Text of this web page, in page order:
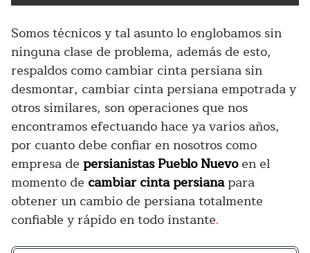
Somos técnicos y tal asunto lo englobamos sin
ninguna clase de problema, además de esto,
respaldos como cambiar cinta persiana sin
desmontar, cambiar cinta persiana empotrada y
otros similares, son operaciones que nos
encontramos efectuando hace ya varios años,
por cuanto debe confiar en nosotros como
empresa de persianistas Pueblo Nuevoen el
momento de cambiar cinta persianapara
obtener un cambio de persiana totalmente
confiable y rápido en todo instante.